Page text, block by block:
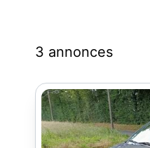
3 annonces